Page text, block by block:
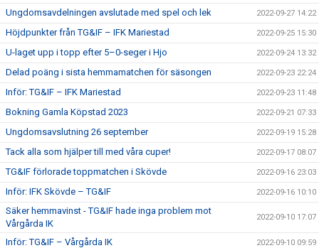
Ungdomsavdelningen avslutade med spel och lek 2022-09-27 14:22
Höjdpunkter från TG&IF – IFK Mariestad 2022-09-25 15:30
U-laget upp i topp efter 5–0-seger i Hjo 2022-09-24 13:32
Delad poäng i sista hemmamatchen för säsongen 2022-09-23 22:24
Inför: TG&IF – IFK Mariestad 2022-09-23 11:48
Bokning Gamla Köpstad 2023 2022-09-21 07:33
Ungdomsavslutning 26 september 2022-09-19 15:28
Tack alla som hjälper till med våra cuper! 2022-09-17 08:07
TG&IF förlorade toppmatchen i Skövde 2022-09-16 23:03
Inför: IFK Skövde – TG&IF 2022-09-16 10:10
Säker hemmavinst - TG&IF hade inga problem mot
Vårgårda IK
2022-09-10 17:07
Inför: TG&IF – Vårgårda IK 2022-09-10 09:59